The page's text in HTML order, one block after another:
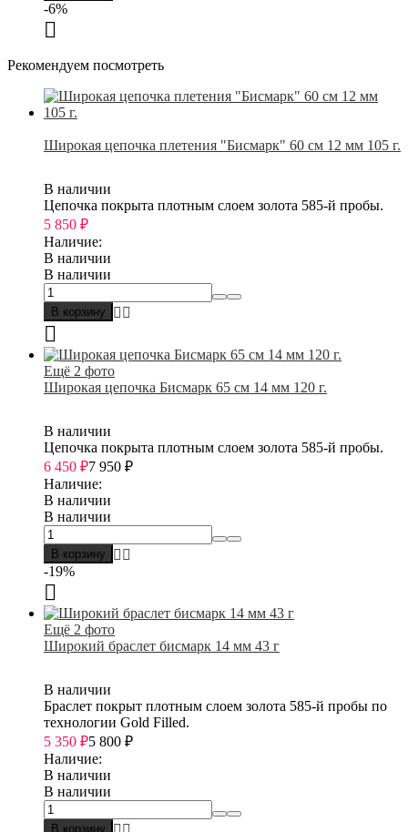
-6%
Рекомендуем посмотреть
Широкая цепочка плетения "Бисмарк" 60 см 12 мм 105 г.
В наличии
Цепочка покрыта плотным слоем золота 585-й пробы.
5 850 ₽
Наличие:
В наличии
В наличии
В корзину
Ещё 2 фото
Широкая цепочка Бисмарк 65 см 14 мм 120 г.
В наличии
Цепочка покрыта плотным слоем золота 585-й пробы.
6 450 ₽7 950 ₽
Наличие:
В наличии
В наличии
В корзину
-19%
Ещё 2 фото
Широкий браслет бисмарк 14 мм 43 г
В наличии
Браслет покрыт плотным слоем золота 585-й пробы по
технологии Gold Filled.
5 350 ₽5 800 ₽
Наличие:
В наличии
В наличии
В корзину